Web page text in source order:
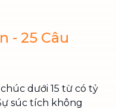
- 25 Câu
dưới 15 từ có tỷ
súc tích không